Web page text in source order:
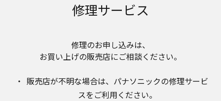
商品ご使用時の安全上のご注意については、取扱
説明書に記載または別途同梱の別紙にてお客様に
にて提供している情報は公開しておりません。
取扱説明書中に記載する安全上のご注意は、法的
規制などの変化に応じて変更する場合がありま
開されている取扱説明書に記載の安全上のご注意
についてのご質問等がありましたら、ご購入店、
修理サービス
修理のお申し込みは、​
お買い上げの販売店にご相談ください。​
販売店が不明な場合は、​パナソニックの修理サービ
スをご利用ください。​